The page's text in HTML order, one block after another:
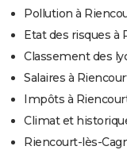
Pollution à
Etat des risques à
Classement des
Salaires à
Impôts à
Climat et
Riencourt-lès-